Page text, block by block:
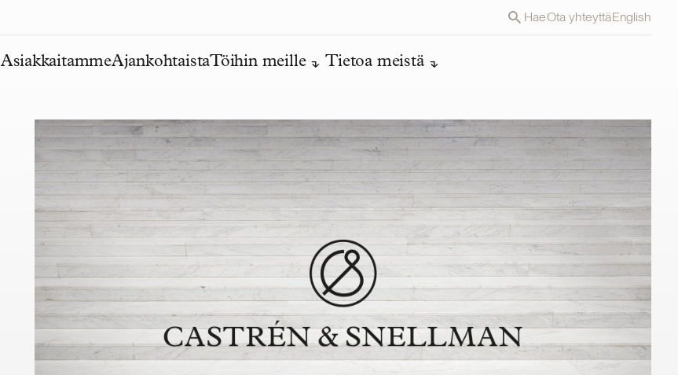
HaeOta yhteyttäEnglish
AsiakkaitammeAjankohtaistaTöihin meille Tietoa meistä